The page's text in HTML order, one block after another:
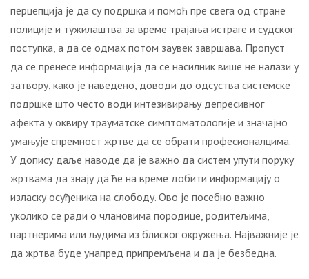
перцепција је да су подршка и помоћ пре свега од стране
полиције и тужилаштва за време трајања истраге и судског
поступка, а да се одмах потом заувек завршава. Пропуст
да се пренесе информација да се насилник више не налази у
затвору, како је наведено, доводи до одсуства системске
подршке што често води интезивирању депресивног
афекта у оквиру трауматске симптоматологије и значајно
умањује спремност жртве да се обрати професионалцима.
У допису даље наводе да је важно да систем упути поруку
жртвама да знају да ће на време добити информацију о
изласку осуђеника на слободу. Ово је посебно важно
уколико се ради о члановима породице, родитељима,
партнерима или људима из блиског окружења. Најважније је
да жртва буде унапред припремљена и да је безбедна.